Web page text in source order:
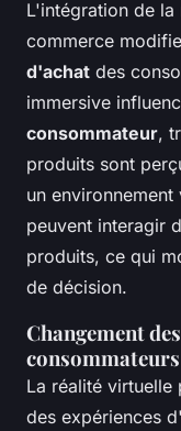
L'intégration de la
commerce
d'achat des
immersive
consommateur,
produits sont
un
peuvent interagir
produits, ce qui
de décision.
Changement
consommateurs
La réalité virtuelle
des expériences